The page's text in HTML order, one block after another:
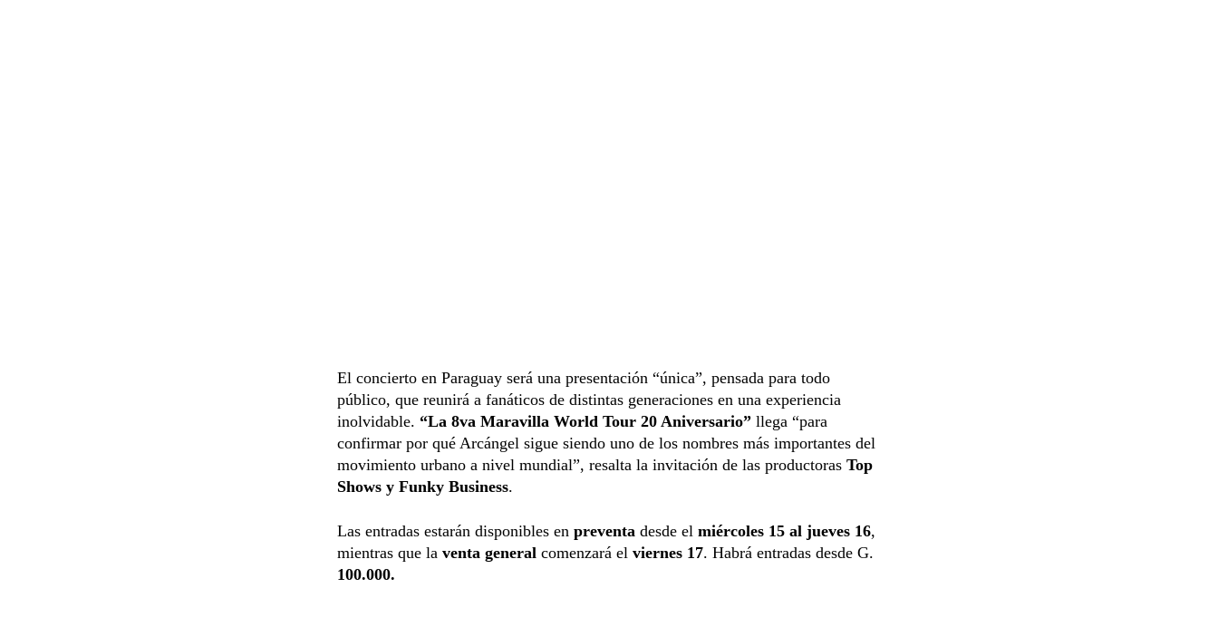
El concierto en Paraguay será una presentación “única”, pensada para todo
público, que reunirá a fanáticos de distintas generaciones en una experiencia
inolvidable. “La 8va Maravilla World Tour 20 Aniversario” llega “para
confirmar por qué Arcángel sigue siendo uno de los nombres más importantes del
movimiento urbano a nivel mundial”, resalta la invitación de las productoras Top
Shows y Funky Business.
Las entradas estarán disponibles en preventa desde el miércoles 15 al jueves 16,
mientras que la venta general comenzará el viernes 17. Habrá entradas desde G.
100.000.